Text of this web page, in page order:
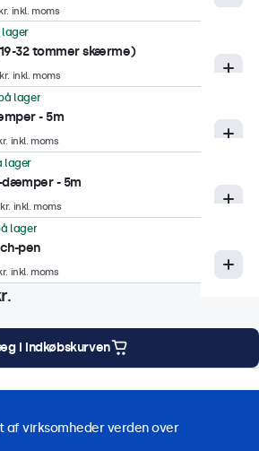
vertikal
x 480 (min)
Touch)
inkl. moms
lager
32 tommer skærme)
inkl. moms
lager
- 5m
inkl. moms
lager
dæmper - 5m
inkl. moms
lager
pen
inkl. moms
i indkøbskurven
Downloads Tilbehør
af virksomheder verden over